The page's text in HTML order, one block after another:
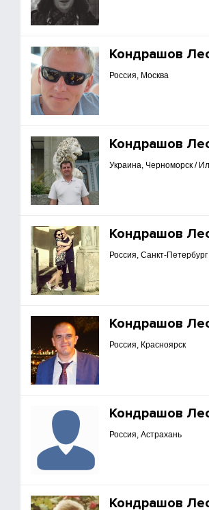
Кондрашов
Россия, Москва
Кондрашов
Украина, Черноморск /
Кондрашов
Россия, Санкт-Петербург
Кондрашов
Россия, Красноярск
Кондрашов
Россия, Астрахань
Кондрашов